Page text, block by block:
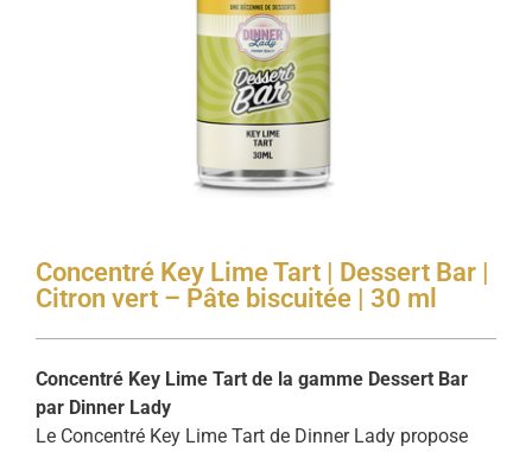
Concentré Key Lime Tart | Dessert Bar |
Citron vert – Pâte biscuitée | 30 ml
Concentré Key Lime Tart de la gamme Dessert Bar
par Dinner Lady
Le Concentré Key Lime Tart de Dinner Lady propose